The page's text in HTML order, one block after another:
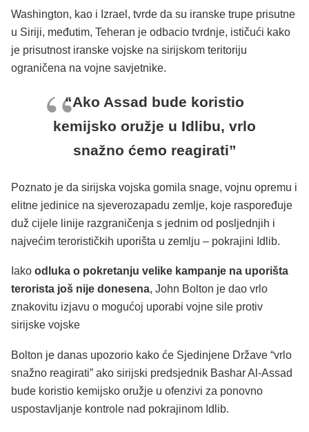
Washington, kao i Izrael, tvrde da su iranske trupe prisutne
u Siriji, međutim, Teheran je odbacio tvrdnje, ističući kako
je prisutnost iranske vojske na sirijskom teritoriju
ograničena na vojne savjetnike.
“Ako Assad bude koristio
kemijsko oružje u Idlibu, vrlo
snažno ćemo reagirati”
Poznato je da sirijska vojska gomila snage, vojnu opremu i
elitne jedinice na sjeverozapadu zemlje, koje raspoređuje
duž cijele linije razgraničenja s jednim od posljednjih i
najvećim terorističkih uporišta u zemlju – pokrajini Idlib.
Iako odluka o pokretanju velike kampanje na uporišta
terorista još nije donesena, John Bolton je dao vrlo
znakovitu izjavu o mogućoj uporabi vojne sile protiv
sirijske vojske
Bolton je danas upozorio kako će Sjedinjene Države “vrlo
snažno reagirati” ako sirijski predsjednik Bashar Al-Assad
bude koristio kemijsko oružje u ofenzivi za ponovno
uspostavljanje kontrole nad pokrajinom Idlib.